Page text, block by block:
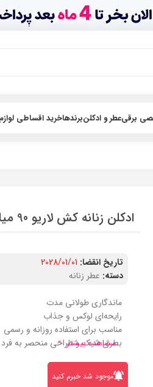
برقیعطر و ادکلنبرندهاخرید اقساطی
ادکلن زنانه کش لاریو 90 میلی لیتر
تاریخ انقضا: 2028/01/01
دسته: عطر زنانه
ماندگاری طولانی‌ مدت
رایحه‌ای لوکس و جذاب
مناسب برای استفاده روزانه و رسمی
بطری شیک و طراحی منحصر به‌ فرد
مشاهده بیشتر
موجود شد خبرم کنید